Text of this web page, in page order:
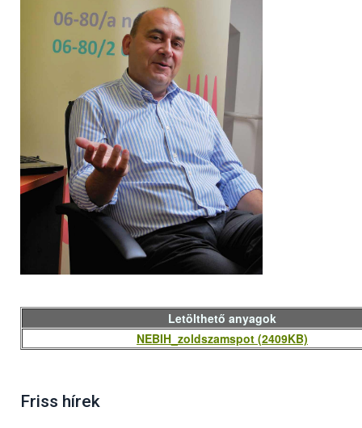
Letölthető anyagok
NEBIH_zoldszamspot (2409KB)
Friss hírek